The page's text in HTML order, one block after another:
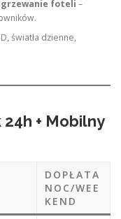
foteli –
światła dzienne,
+ Mobilny
DOPŁATA
NOC/WEE
KEND